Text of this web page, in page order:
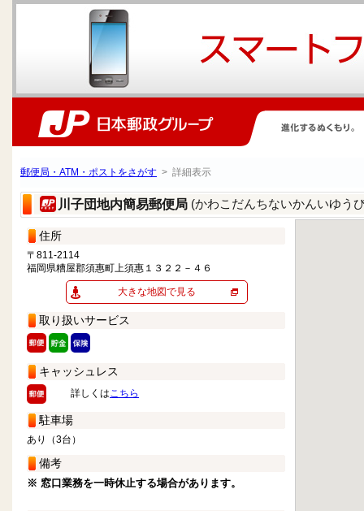
郵便局・ATM・ポストをさがす > 詳細表示
川子団地内簡易郵便局 (かわこだんちないかんいゆう
住所
〒811-2114
福岡県糟屋郡須惠町上須惠１３２２－４６
大きな地図で見る
取り扱いサービス
キャッシュレス
詳しくはこちら
駐車場
あり（3台）
備考
※ 窓口業務を一時休止する場合があります。